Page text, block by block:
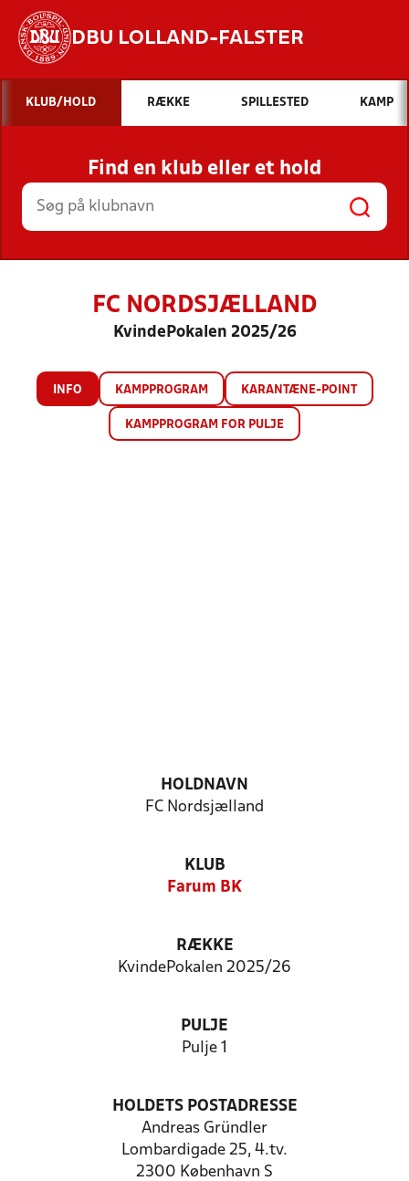
DBU LOLLAND-FALSTER
Hvad vil du søge efter?
INDHOLD OG NYHEDER
STILLINGER, RESULTATER, KLUBBER OG
HOLD
KLUB/HOLD RÆKKE SPILLESTED KAMP
Find en klub eller et hold
FC NORDSJÆLLAND
KvindePokalen 2025/26
INFO KAMPPROGRAM KARANTÆNE-POINT
KAMPPROGRAM FOR PULJE
HOLDNAVN
FC Nordsjælland
KLUB
Farum BK
RÆKKE
KvindePokalen 2025/26
PULJE
Pulje 1
HOLDETS POSTADRESSE
Andreas Gründler
Lombardigade 25, 4.tv.
2300 København S